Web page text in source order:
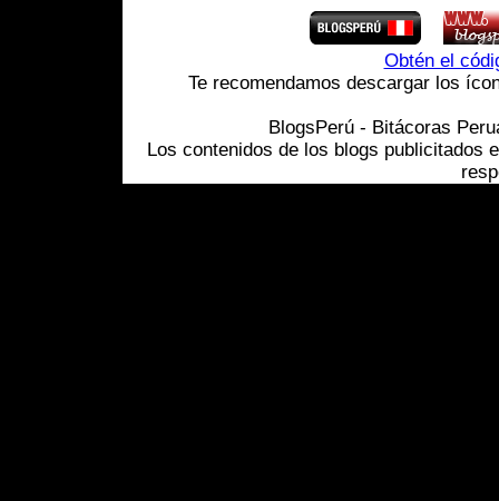
Obtén el
Te recomendamos descargar los
BlogsPerú - Bitácoras
Los contenidos de los blogs publicitados